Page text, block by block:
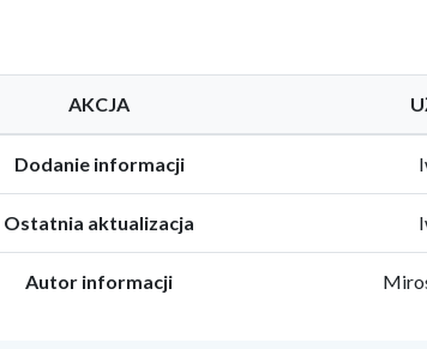
AKCJA
Dodanie informacji
Ostatnia aktualizacja
Autor informacji